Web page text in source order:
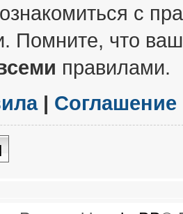
с
Помните, что
правилами.
|